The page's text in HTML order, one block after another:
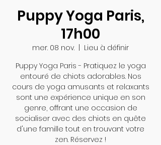
Puppy Yoga Paris,
17h00
mer. 08 nov.
  |
Lieu à définir
Puppy Yoga Paris - Pratiquez le yoga
entouré de chiots adorables. Nos
cours de yoga amusants et relaxants
sont une expérience unique en son
genre, offrant une occasion de
socialiser avec des chiots en quête
d'une famille tout en trouvant votre
zen. Réservez !